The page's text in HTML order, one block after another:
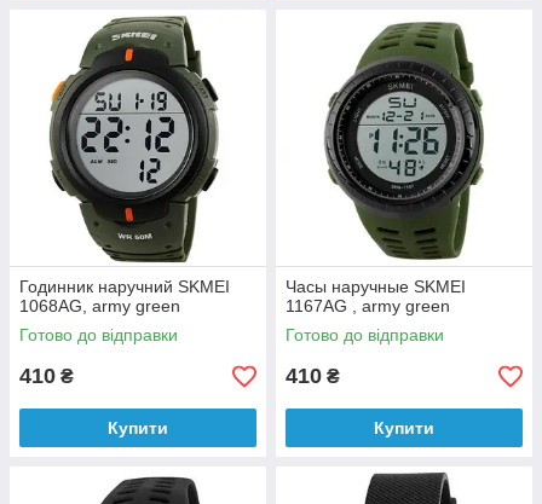
Годинник наручний SKMEI
1068AG, army green
Готово до відправки
410 ₴
Купити
Часы наручные SKMEI
1167AG , army green
Готово до відправки
410 ₴
Купити